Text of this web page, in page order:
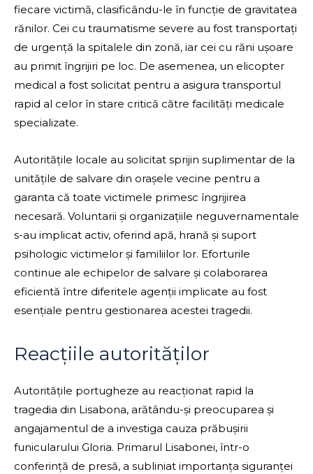
fiecare victimă, clasificându-le în funcție de gravitatea
rănilor. Cei cu traumatisme severe au fost transportați
de urgență la spitalele din zonă, iar cei cu răni ușoare
au primit îngrijiri pe loc. De asemenea, un elicopter
medical a fost solicitat pentru a asigura transportul
rapid al celor în stare critică către facilități medicale
specializate.
Autoritățile locale au solicitat sprijin suplimentar de la
unitățile de salvare din orașele vecine pentru a
garanta că toate victimele primesc îngrijirea
necesară. Voluntarii și organizațiile neguvernamentale
s-au implicat activ, oferind apă, hrană și suport
psihologic victimelor și familiilor lor. Eforturile
continue ale echipelor de salvare și colaborarea
eficientă între diferitele agenții implicate au fost
esențiale pentru gestionarea acestei tragedii.
Reacțiile autorităților
Autoritățile portugheze au reacționat rapid la
tragedia din Lisabona, arătându-și preocuparea și
angajamentul de a investiga cauza prăbușirii
funicularului Gloria. Primarul Lisabonei, într-o
conferință de presă, a subliniat importanța siguranței